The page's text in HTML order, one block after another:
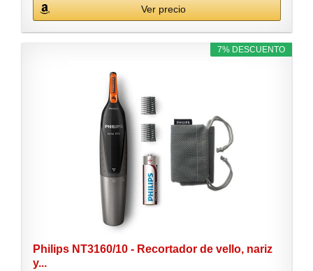
Ver precio
7% DESCUENTO
Philips NT3160/10 - Recortador de vello, nariz
y...